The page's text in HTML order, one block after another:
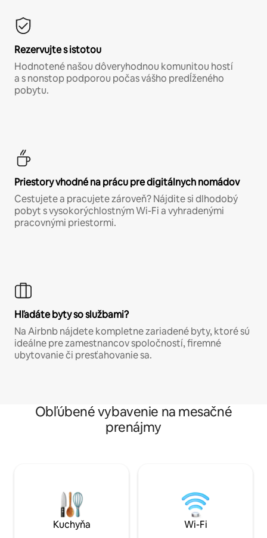
Rezervujte s istotou
Hodnotené našou dôveryhodnou komunitou hostí
a s nonstop podporou počas vášho predĺženého
pobytu.
Priestory vhodné na prácu pre digitálnych nomádov
Cestujete a pracujete zároveň? Nájdite si dlhodobý
pobyt s vysokorýchlostným Wi-Fi a vyhradenými
pracovnými priestormi.
Hľadáte byty so službami?
Na Airbnb nájdete kompletne zariadené byty, ktoré sú
ideálne pre zamestnancov spoločností, firemné
ubytovanie či presťahovanie sa.
Obľúbené vybavenie na mesačné
prenájmy
Kuchyňa Wi-Fi